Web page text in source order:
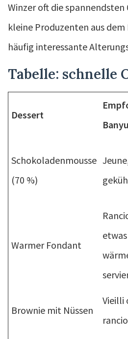
Winzer oft die
kleine Produzenten aus dem
häufig interessante
Tabelle: schnelle
Dessert
Schokoladenmousse
(70 %)
Warmer Fondant
etwas
Brownie mit Nüssen
Vieilli
rancio